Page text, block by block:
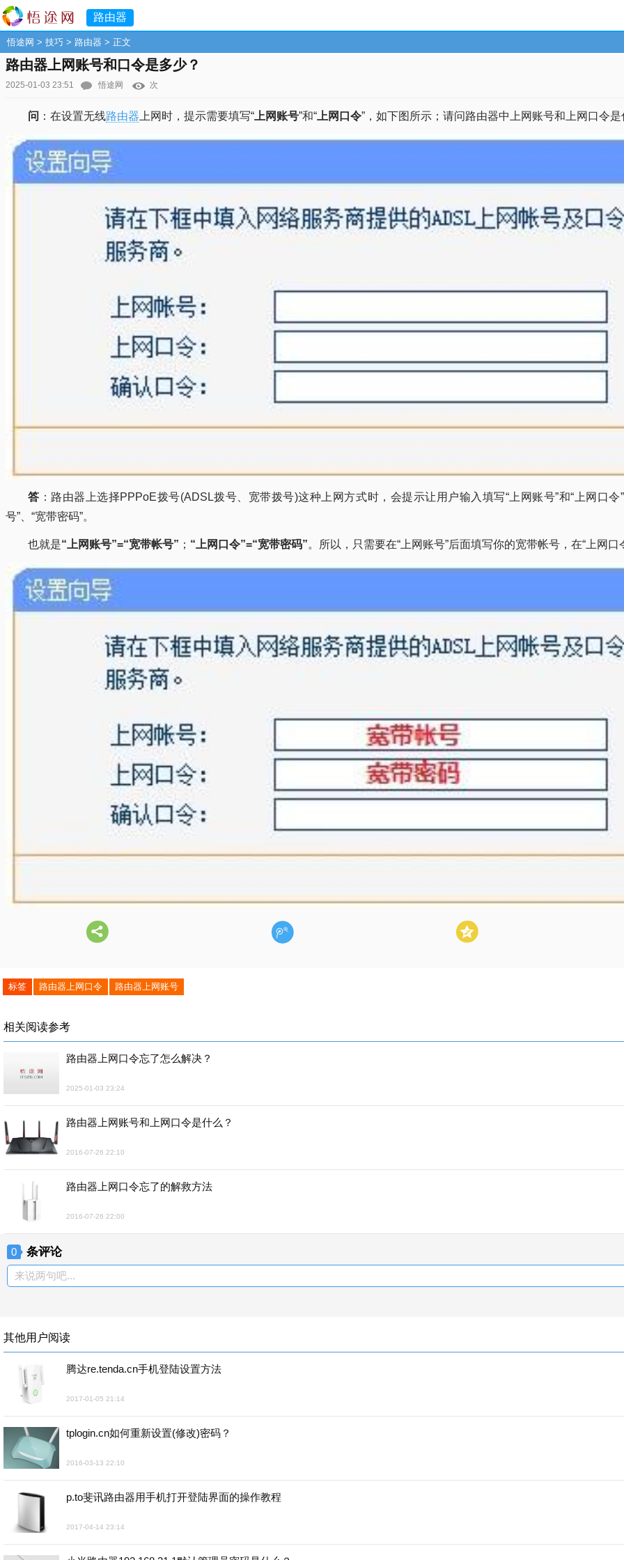
路由器
悟途网 > 技巧 > 路由器 > 正文
路由器上网账号和口令是多少？
2025-01-03 23:51 悟途网 次
问 ：在设置无线路由器 上网时，提示需要填写“ 上网账号”和“ 上网口令”，如下图所示；请问路由器中上网账号和上网口令
答 ：路由器上选择PPPoE拨号(ADSL拨号、宽带拨号)这种上网方式时，会提示让用户输入填写“上网账号”和“上网口令
号”、“宽带密码”。
也就是“上网账号”=“宽带帐号” ； “上网口令”=“宽带密码”。所以，只需要在“上网账号”后面填写你的宽带帐号，在“上网口
标签 路由器上网口令 路由器上网账号
相关阅读参考
路由器上网口令忘了怎么解决？
2025-01-03 23:24
路由器上网账号和上网口令是什么？
2016-07-26 22:10
路由器上网口令忘了的解救方法
2016-07-26 22:00
0 条评论
来说两句吧...
其他用户阅读
腾达re.tenda.cn手机登陆设置方法
2017-01-05 21:14
tplogin.cn如何重新设置(修改)密码？
2016-03-13 22:10
p.to斐讯路由器用手机打开登陆界面的操作教程
2017-04-14 23:14